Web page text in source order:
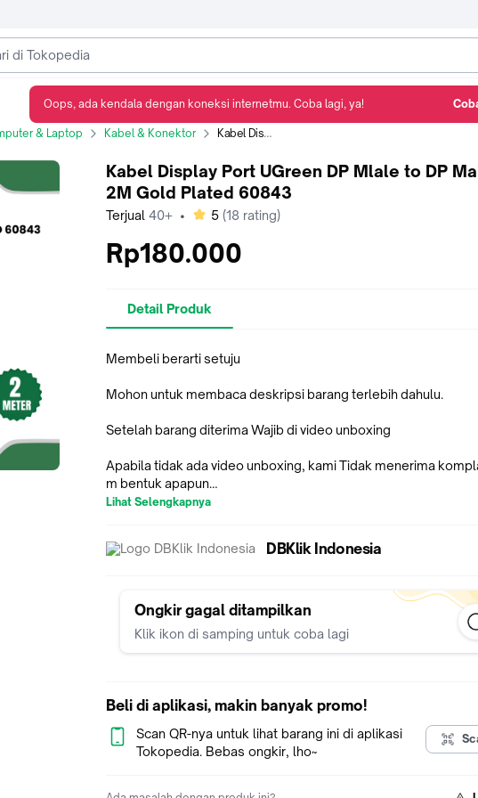
& Laptop Kabel & Konektor Kabel Display Port UGreen DP Mlale to DP Male 8K 2M Gold Plated 60843
Kabel Display Port UGreen DP Mlale to DP
2M Gold Plated 60843
Terjual 40+ • bintang
5 (18 rating)
Rp180.000
Detail Produk
Membeli berarti setuju
Mohon untuk membaca deskripsi barang terlebih dahulu.
Setelah barang diterima Wajib di video unboxing
Apabila tidak ada video unboxing, kami Tidak menerima
m bentuk apapun
https://tokopedia.com/dbclick/extra-bubble-wrap-size-m-
Spesifikasi:
• Material : Zinc Alloy + Nylon Braided
• Panjang : 2M
• Resolusi : Ultra HD 8K
• Connector : Display Port To Display Port
Lihat Selengkapnya
DBKlik Indonesia
Ongkir gagal ditampilkan
Klik ikon di samping untuk coba lagi
Beli di aplikasi, makin banyak promo!
Scan QR-nya untuk lihat barang ini di aplikasi
Tokopedia. Bebas ongkir, lho~
Oops, ada kendala dengan koneksi internetmu. Coba lagi, ya!